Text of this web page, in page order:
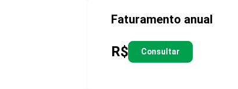
Faturamento anual
R$ Consultar